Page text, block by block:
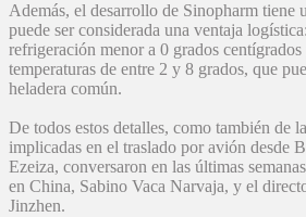
Además, el desarrollo de Sinopharm tiene
puede ser considerada una ventaja
refrigeración menor a 0 grados
temperaturas de entre 2 y 8 grados, que
heladera común.
De todos estos detalles, como también de
implicadas en el traslado por avión desde
Ezeiza, conversaron en las últimas
en China, Sabino Vaca Narvaja, y el
Jinzhen.